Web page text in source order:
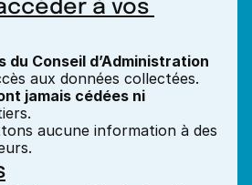
à vos
du Conseil d’Administration
aux données collectées.
jamais cédées ni
aucune information à des